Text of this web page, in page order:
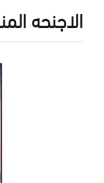
الاجنحه